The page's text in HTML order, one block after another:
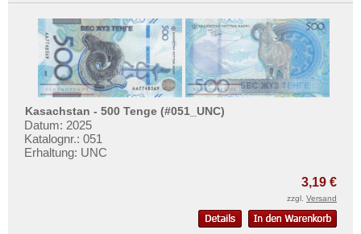
Usbekistan
Vereinigte Arabische Emirate
Vietnam
Vietnam Süd
Kasachstan - 500 Tenge (#051_UNC)
Datum: 2025
Katalognr.: 051
Erhaltung: UNC
3,19 €
zzgl. Versand